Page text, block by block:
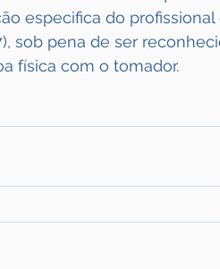
especifica do
sob pena de ser
física com o tomador.